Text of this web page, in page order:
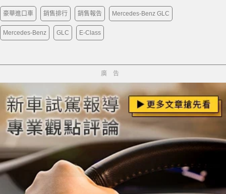
豪華進口車 銷售排行 銷售報告 Mercedes-Benz GLC
Mercedes-Benz GLC E-Class
廣告